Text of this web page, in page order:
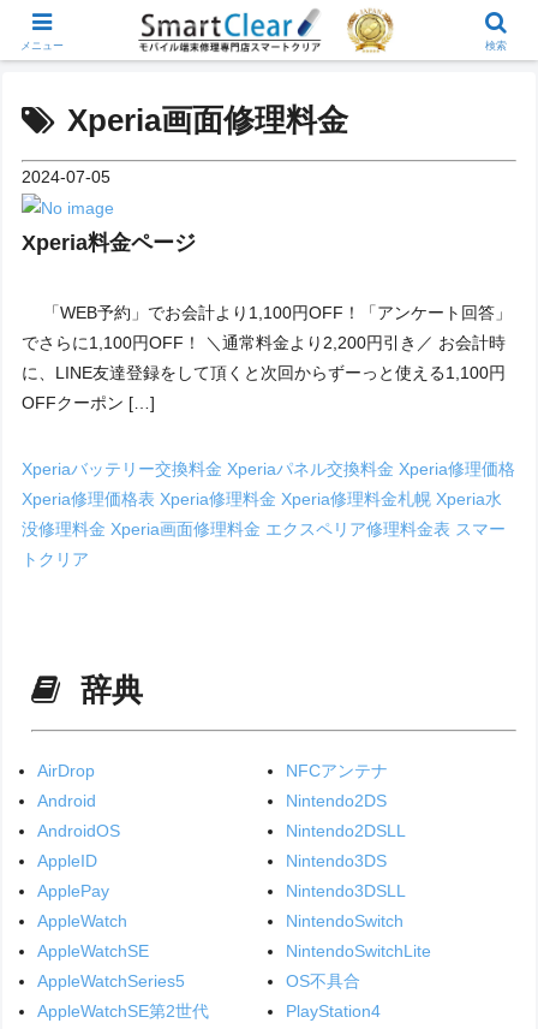
Xperia画面修理料金
2024-07-05
Xperia料金ページ
「WEB予約」でお会計より1,100円OFF！「アンケート回答」
でさらに1,100円OFF！ ＼通常料金より2,200円引き／ お会計時
に、LINE友達登録をして頂くと次回からずーっと使える1,100円
OFFクーポン […]
Xperiaバッテリー交換料金 Xperiaパネル交換料金 Xperia修理価格
Xperia修理価格表 Xperia修理料金 Xperia修理料金札幌 Xperia水
没修理料金 Xperia画面修理料金 エクスペリア修理料金表 スマー
トクリア
辞典
AirDrop
Android
AndroidOS
AppleID
ApplePay
AppleWatch
AppleWatchSE
AppleWatchSeries5
AppleWatchSE第2世代
NFCアンテナ
Nintendo2DS
Nintendo2DSLL
Nintendo3DS
Nintendo3DSLL
NintendoSwitch
NintendoSwitchLite
OS不具合
PlayStation4
メニュー 検索